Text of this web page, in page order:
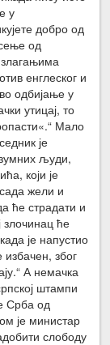
у
добро од
од
енглеског и
одбијање у
утицај, то
Мало
је
људи,
који је
жели и
ће страдати и
ће
је напустио
због
А немачка
штампи
Срба од
је министар
слободу